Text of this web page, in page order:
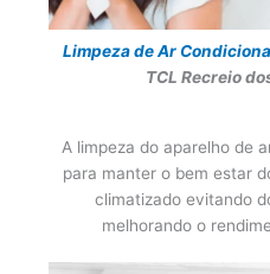
Limpeza de Ar
TCL Recreio
A limpeza do aparelho de
para manter o bem estar
climatizado evitando
melhorando o